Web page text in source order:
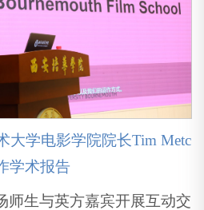
大学电影学院院长Tim Metc
学术报告
师生与英方嘉宾开展互动交